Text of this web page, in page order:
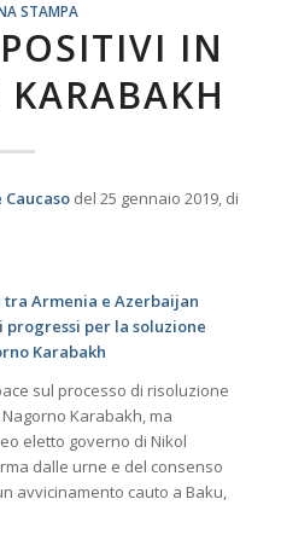
STAMPA
IN
del 25 gennaio 2019, di
Armenia e Azerbaijan
per la soluzione
Karabakh
sul processo di risoluzione
Karabakh, ma
eletto governo di Nikol
dalle urne e del consenso
avvicinamento cauto a Baku,